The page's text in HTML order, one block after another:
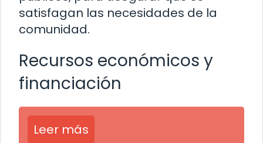
satisfagan las necesidades de la
comunidad.
Recursos económicos y
financiación
Leer más